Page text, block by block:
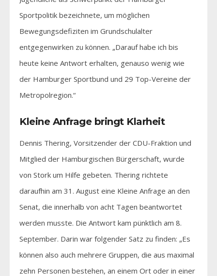
Sportpolitik bezeichnete, um möglichen
Bewegungsdefiziten im Grundschulalter
entgegenwirken zu können. „Darauf habe ich bis
heute keine Antwort erhalten, genauso wenig wie
der Hamburger Sportbund und 29 Top-Vereine der
Metropolregion.“
Kleine Anfrage bringt Klarheit
Dennis Thering, Vorsitzender der CDU-Fraktion und
Mitglied der Hamburgischen Bürgerschaft, wurde
von Stork um Hilfe gebeten. Thering richtete
daraufhin am 31. August eine Kleine Anfrage an den
Senat, die innerhalb von acht Tagen beantwortet
werden musste. Die Antwort kam pünktlich am 8.
September. Darin war folgender Satz zu finden: „Es
können also auch mehrere Gruppen, die aus maximal
zehn Personen bestehen, an einem Ort oder in einer